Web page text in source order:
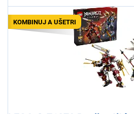
KOMBINUJ A UŠETRI